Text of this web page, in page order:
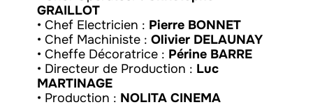
GRAILLOT
• Chef Electricien : Pierre BONNET
• Chef Machiniste : Olivier DELAUNAY
• Cheffe Décoratrice : Périne BARRE
• Directeur de Production : Luc
MARTINAGE
• Production : NOLITA CINEMA